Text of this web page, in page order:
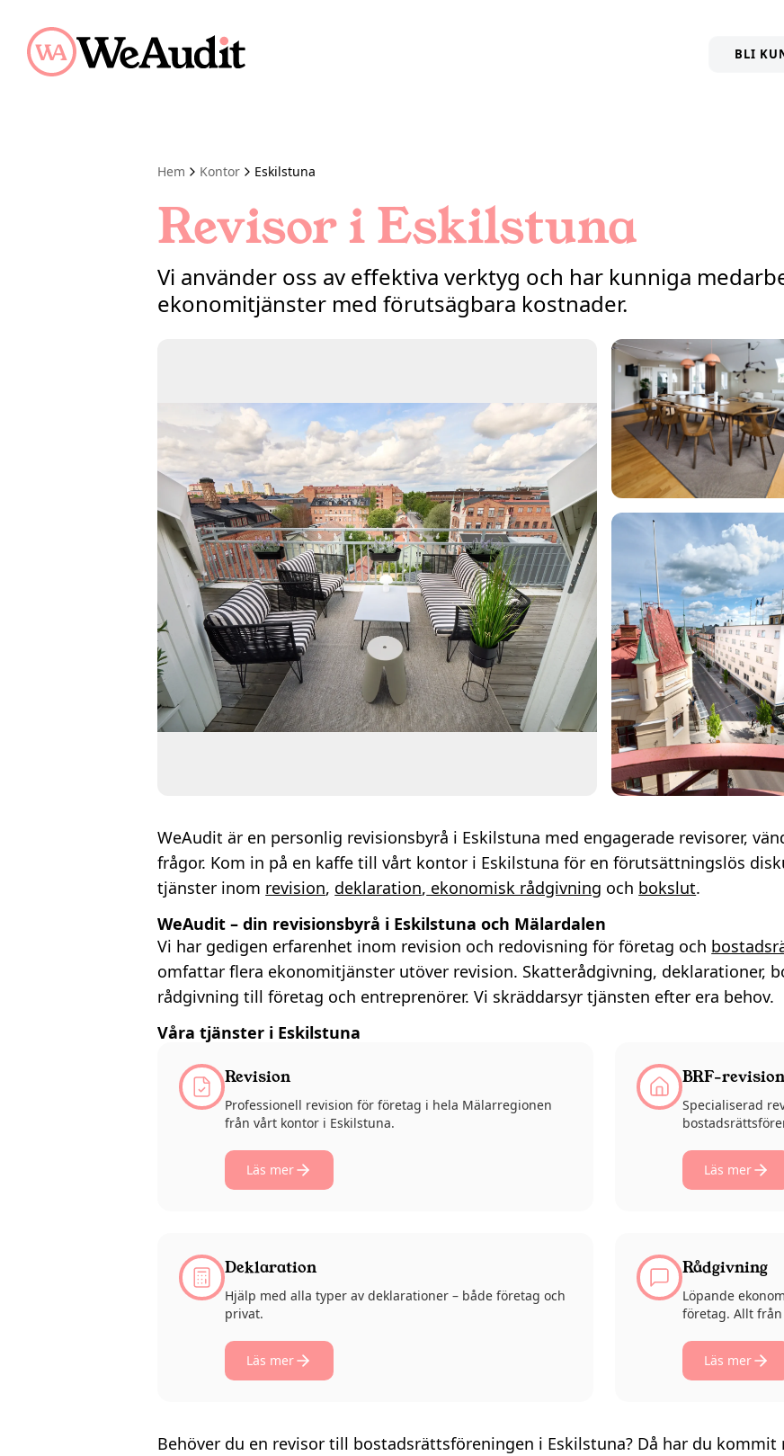
BLI
Hem Kontor Eskilstuna
Revisor i Eskilstuna
Vi använder oss av effektiva verktyg och har kunniga
ekonomitjänster med förutsägbara kostnader.
WeAudit är en personlig revisionsbyrå i Eskilstuna med engagerade revisorer,
frågor. Kom in på en kaffe till vårt kontor i Eskilstuna för en förutsättningslös
tjänster inom revision, deklaration, ekonomisk rådgivning och bokslut.
WeAudit – din revisionsbyrå i Eskilstuna och Mälardalen
Vi har gedigen erfarenhet inom revision och redovisning för företag och
omfattar flera ekonomitjänster utöver revision. Skatterådgivning, deklarationer,
rådgivning till företag och entreprenörer. Vi skräddarsyr tjänsten efter era behov.
Våra tjänster i Eskilstuna
Revision
Professionell revision för företag i hela Mälarregionen
från vårt kontor i Eskilstuna.
Läs mer
BRF-revision
Specialiserad
Läs mer
Deklaration
Hjälp med alla typer av deklarationer – både företag och
privat.
Läs mer
Rådgivning
Löpande
företag. Allt
Läs mer
Behöver du en revisor till bostadsrättsföreningen i Eskilstuna? Då har du